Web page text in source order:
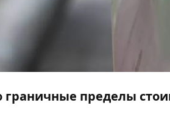
граничные пределы